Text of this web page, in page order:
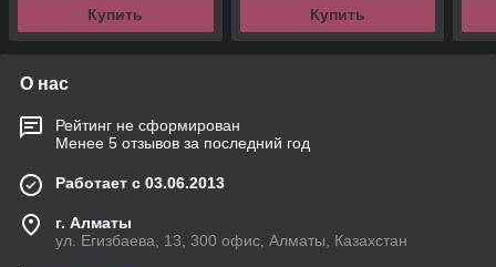
Купить Купить
О нас
Рейтинг не сформирован
Менее 5 отзывов за последний год
Работает с 03.06.2013
г. Алматы
ул. Егизбаева, 13, 300 офис, Алматы, Казахстан